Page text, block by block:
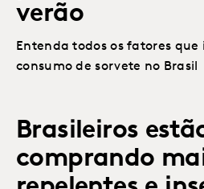
verão
Entenda todos os fatores
consumo de sorvete no Brasil
Brasileiros
comprando